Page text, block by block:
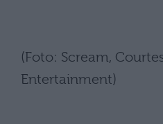
(Foto: Scream,
Entertainment)